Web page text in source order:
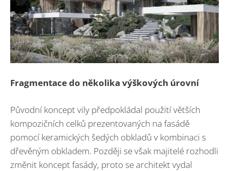
Fragmentace do několika výškových úrovní
Původní koncept vily předpokládal použití větších
kompozičních celků prezentovaných na fasádě
pomocí keramických šedých obkladů v kombinaci s
dřevěným obkladem. Později se však majitelé rozhodli
změnit koncept fasády, proto se architekt vydal